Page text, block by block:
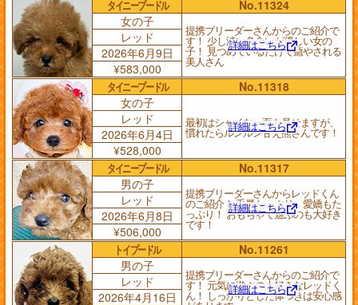
タイニープードル
No.11324
女の子
提携ブリーダーさんからのご紹介で
す！ 少し淡い色合いが優しい女の
子！ 見つめているだけで癒やされる
美人さん
詳細はこちら
レッド
2026年6月9日
¥583,000
タイニープードル
No.11318
女の子
最初はシャイな一面も見せますが、
慣れたらルンルン甘え熊さんです！
詳細はこちら
レッド
2026年6月4日
¥528,000
タイニープードル
No.11317
男の子
提携ブリーダーさんからレッドくん
のご紹介！ 毛量たっぷり、愛嬌もた
っぷり！ おもちゃで遊ぶのも大好き
です！
詳細はこちら
レッド
2026年6月8日
¥506,000
トイプードル
No.11261
男の子
提携ブリーダーさんからのご紹介で
す！ 元気に遊ぶの大好きなレッドく
ん！ しっかりとした体つきは安心感
詳細はこちら
レッド
2026年4月16日